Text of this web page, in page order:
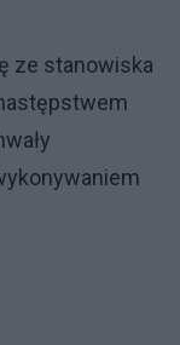
ze stanowiska